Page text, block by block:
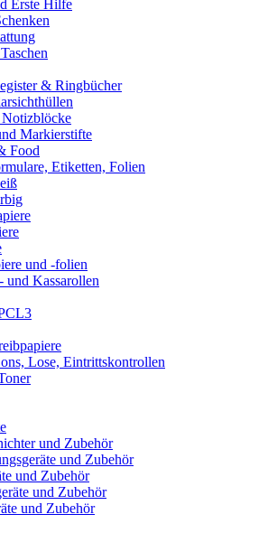
Erste Hilfe
& Ringbücher
Markierstifte
Food
Etiketten, Folien
und -folien
und Kassarollen
Lose, Eintrittskontrollen
und Zubehör
und Zubehör
und Zubehör
und Zubehör
und Zubehör